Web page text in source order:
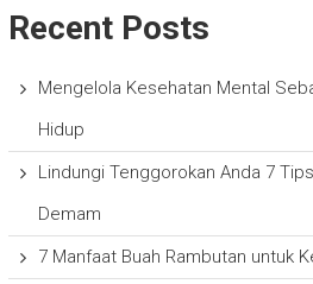
Recent Posts
Mengelola Kesehatan Mental
Hidup
Lindungi Tenggorokan Anda 7
Demam
7 Manfaat Buah Rambutan untuk